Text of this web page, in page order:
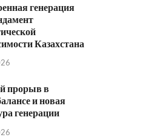
генерация
Казахстана
прорыв в
и новая
генерации